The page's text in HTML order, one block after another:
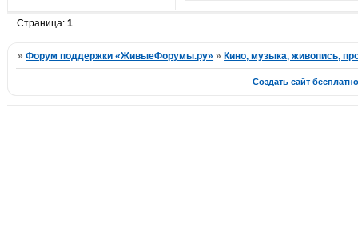
Страница:1
»Форум поддержки «ЖивыеФорумы.ру» » Кино, музыка, живопись,
Создать сайт бесплатно